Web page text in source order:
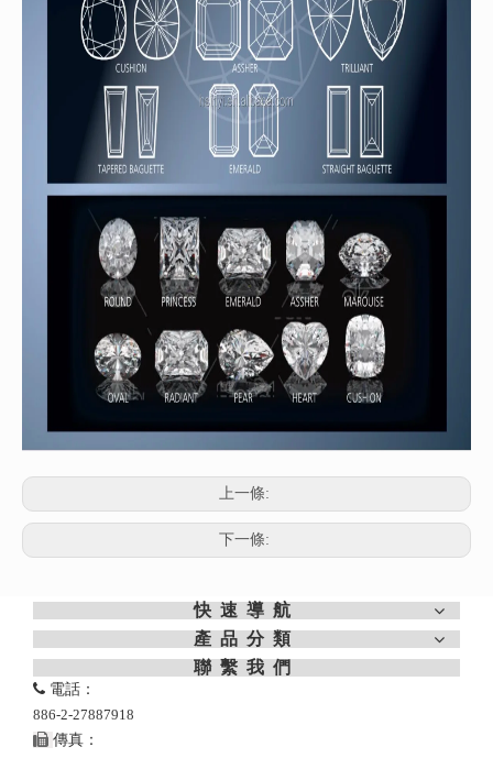
上一條:
下一條:
快速導航
產品分類
聯繫我們
 電話：
886-2-27887918
 傳真：